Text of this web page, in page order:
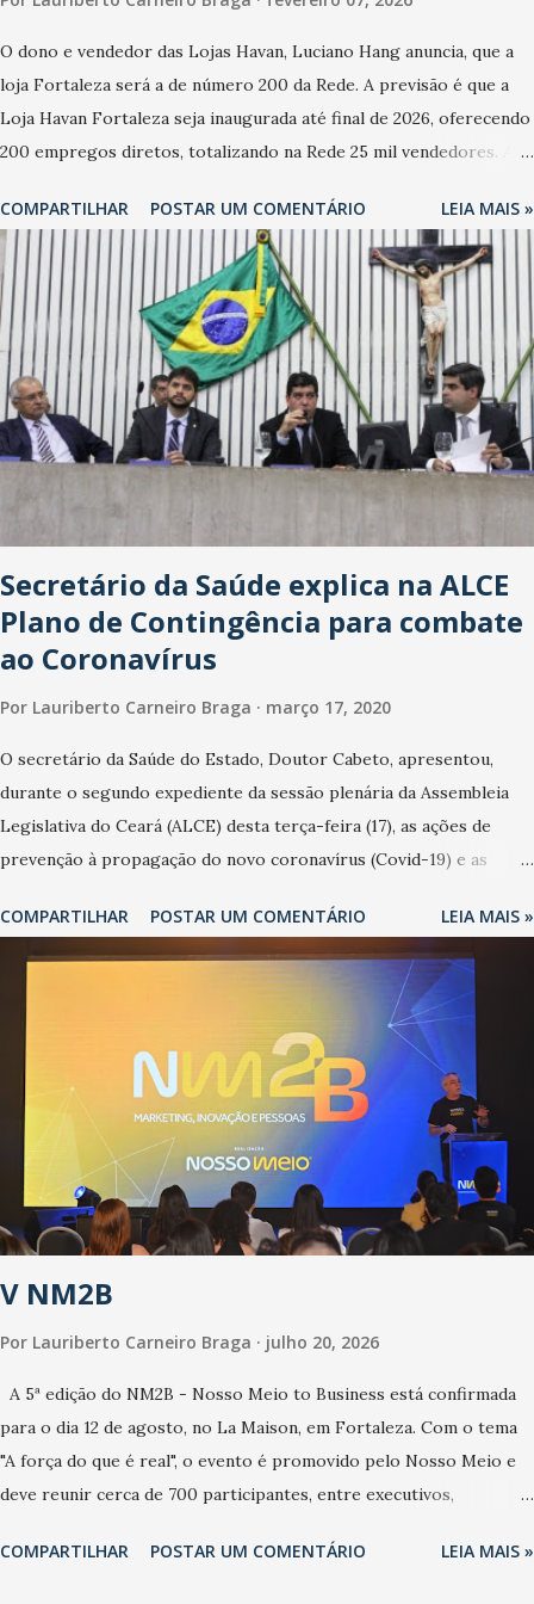
O dono e vendedor das Lojas Havan, Luciano Hang anuncia, que a
loja Fortaleza será a de número 200 da Rede. A previsão é que a
Loja Havan Fortaleza seja inaugurada até final de 2026, oferecendo
200 empregos diretos, totalizando na Rede 25 mil vendedores. A
oficialmente, mas fontes extraoficiais indicam, que será na Avenida
Washington Soares-Messejana. Uma coisa é certa: será a maior
loja Havan do Brasil.
COMPARTILHAR POSTAR UM COMENTÁRIO LEIA MAIS »
Secretário da Saúde explica na ALCE
Plano de Contingência para combate
ao Coronavírus
Por Lauriberto Carneiro Braga março 17, 2020
O secretário da Saúde do Estado, Doutor Cabeto, apresentou,
durante o segundo expediente da sessão plenária da Assembleia
Legislativa do Ceará (ALCE) desta terça-feira (17), as ações de
prevenção à propagação do novo coronavírus (Covid-19) e as
da pandemia e atendimento aos enfermos. O secretário informou
que o Estado tem desenvolvido um plano de contingência pautado
em formas de reconhecimento da população suspeita e de
cuidados com os ambientes públicos e domiciliares. “Nós não
estamos vivendo uma epidemia comum, como temos em todos os
anos, com aumento de casos de dengue, influenza ou H1N1. Trata-
se de uma epidemia com um vírus diferente, com um poder de
contaminação maior que outros coronavírus”, apontou o
secretário. Segundo ele, é uma epidemia com chance de
contaminação alta, podendo gerar um grande risco à população e
ao sistema de saúde. “Precisamos saber fazer a estratificação do
risco da doença, para não so...
COMPARTILHAR POSTAR UM COMENTÁRIO LEIA MAIS »
V NM2B
Por Lauriberto Carneiro Braga julho 20, 2026
A 5ª edição do NM2B - Nosso Meio to Business está confirmada
para o dia 12 de agosto, no La Maison, em Fortaleza. Com o tema
"A força do que é real", o evento é promovido pelo Nosso Meio e
deve reunir cerca de 700 participantes, entre executivos,
Desde 2022, o NM2B consolidou-se como um dos principais
COMPARTILHAR POSTAR UM COMENTÁRIO LEIA MAIS »